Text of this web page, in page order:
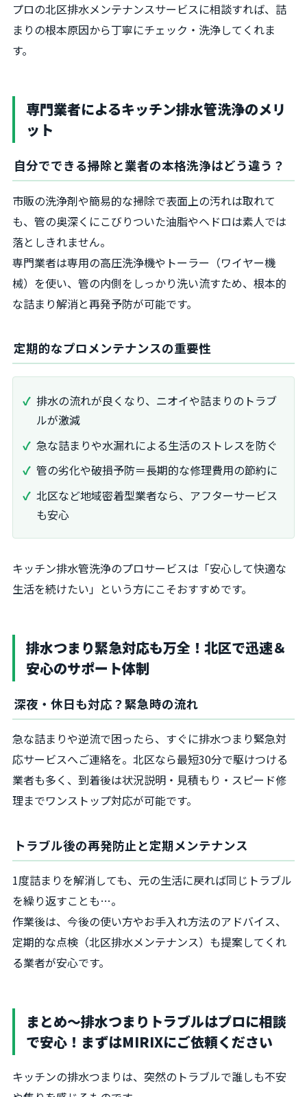
プロの北区排水メンテナンスサービスに相談すれば、詰
まりの根本原因から丁寧にチェック・洗浄してくれま
す。
専門業者によるキッチン排水管洗浄のメリ
ット
自分でできる掃除と業者の本格洗浄はどう違う？
市販の洗浄剤や簡易的な掃除で表面上の汚れは取れて
も、管の奥深くにこびりついた油脂やヘドロは素人では
落としきれません。
専門業者は専用の高圧洗浄機やトーラー（ワイヤー機
械）を使い、管の内側をしっかり洗い流すため、根本的
な詰まり解消と再発予防が可能です。
定期的なプロメンテナンスの重要性
排水の流れが良くなり、ニオイや詰まりのトラブ
ルが激減
急な詰まりや水漏れによる生活のストレスを防ぐ
管の劣化や破損予防＝長期的な修理費用の節約に
北区など地域密着型業者なら、アフターサービス
も安心
キッチン排水管洗浄のプロサービスは「安心して快適な
生活を続けたい」という方にこそおすすめです。
排水つまり緊急対応も万全！北区で迅速＆
安心のサポート体制
深夜・休日も対応？緊急時の流れ
急な詰まりや逆流で困ったら、すぐに排水つまり緊急対
応サービスへご連絡を。北区なら最短30分で駆けつける
業者も多く、到着後は状況説明・見積もり・スピード修
理までワンストップ対応が可能です。
トラブル後の再発防止と定期メンテナンス
1度詰まりを解消しても、元の生活に戻れば同じトラブル
を繰り返すことも…。
作業後は、今後の使い方やお手入れ方法のアドバイス、
定期的な点検（北区排水メンテナンス）も提案してくれ
る業者が安心です。
まとめ～排水つまりトラブルはプロに相談
で安心！まずはMIRIXにご依頼ください
キッチンの排水つまりは、突然のトラブルで誰しも不安